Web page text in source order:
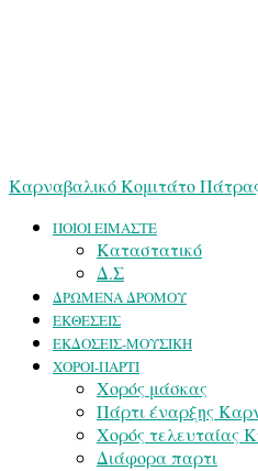
Καρναβαλικό Κομιτάτο
ΠΟΙΟΙ ΕΙΜΑΣΤΕ
Καταστατικό
Δ.Σ
ΔΡΩΜΕΝΑ ΔΡΟΜΟΥ
ΕΚΘΕΣΕΙΣ
ΕΚΔΟΣΕΙΣ-ΜΟΥΣΙΚΗ
ΧΟΡΟΙ-ΠΑΡΤΙ
Χορός μάσκας
Πάρτι έναρξης
Χορός τελευταίας
Διάφορα παρτι